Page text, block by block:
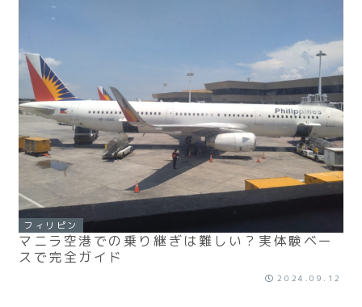
フィリピン
マニラ空港での乗り継ぎは難しい？実体験ベー
スで完全ガイド
2024.09.12